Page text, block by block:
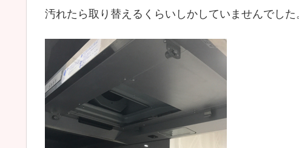
汚れたら取り替えるくらいしかしていませんでした